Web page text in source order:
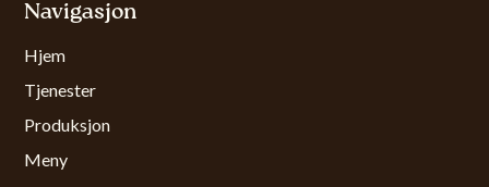
Navigasjon
Hjem
Tjenester
Produksjon
Meny